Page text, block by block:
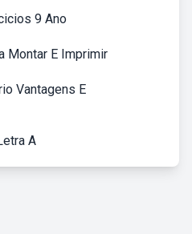
9 Ano
Montar E Imprimir
Vantagens E
A